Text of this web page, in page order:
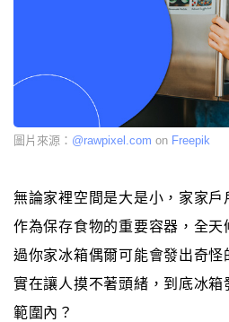
圖片來源： @rawpixel.com on Freepik
無論家裡空間是大是小，家家
作為保存食物的重要容器，全
過你家冰箱偶爾可能會發出奇怪
實在讓人摸不著頭緒，到底冰箱
範圍內？